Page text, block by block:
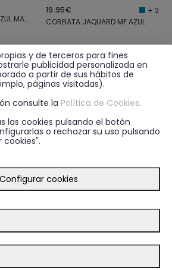
CORBATA JAQUARD MF AZUL MARINO
19.95€
+ 2
CORBATA JAQUARD MF AZUL
PANTALON WEDDING GRIS
y de terceros para fines
publicidad personalizada en
a partir de sus hábitos de
páginas visitadas).
consulte la Política de Cookies.
las cookies pulsando el botón
o rechazar su uso pulsando
Configurar cookies